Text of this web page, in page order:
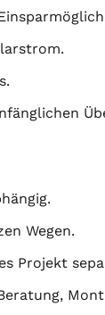
Wegen.
Projekt
,